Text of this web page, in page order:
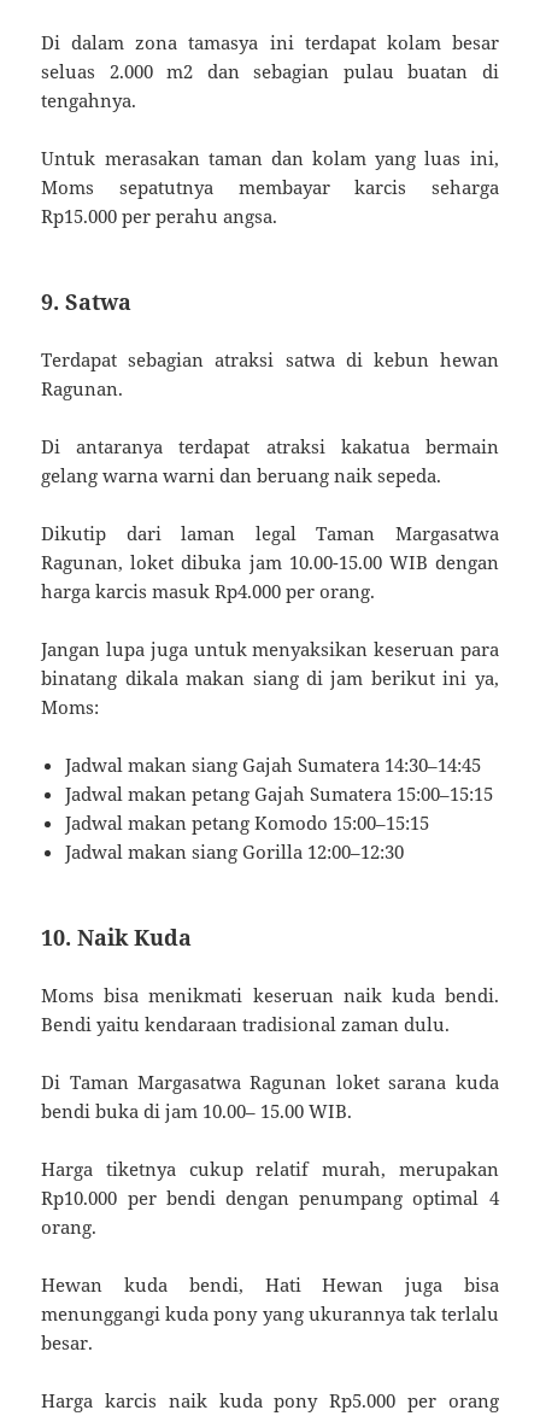
Di dalam zona tamasya ini terdapat kolam besar
seluas 2.000 m2 dan sebagian pulau buatan di
tengahnya.
Untuk merasakan taman dan kolam yang luas ini,
Moms sepatutnya membayar karcis seharga
Rp15.000 per perahu angsa.
9. Satwa
Terdapat sebagian atraksi satwa di kebun hewan
Ragunan.
Di antaranya terdapat atraksi kakatua bermain
gelang warna warni dan beruang naik sepeda.
Dikutip dari laman legal Taman Margasatwa
Ragunan, loket dibuka jam 10.00-15.00 WIB dengan
harga karcis masuk Rp4.000 per orang.
Jangan lupa juga untuk menyaksikan keseruan para
binatang dikala makan siang di jam berikut ini ya,
Moms:
Jadwal makan siang Gajah Sumatera 14:30–14:45
Jadwal makan petang Gajah Sumatera 15:00–15:15
Jadwal makan petang Komodo 15:00–15:15
Jadwal makan siang Gorilla 12:00–12:30
10. Naik Kuda
Moms bisa menikmati keseruan naik kuda bendi.
Bendi yaitu kendaraan tradisional zaman dulu.
Di Taman Margasatwa Ragunan loket sarana kuda
bendi buka di jam 10.00– 15.00 WIB.
Harga tiketnya cukup relatif murah, merupakan
Rp10.000 per bendi dengan penumpang optimal 4
orang.
Hewan kuda bendi, Hati Hewan juga bisa
menunggangi kuda pony yang ukurannya tak terlalu
besar.
Harga karcis naik kuda pony Rp5.000 per orang